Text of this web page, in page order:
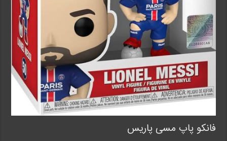
فانکو پاپ مسی پاریس